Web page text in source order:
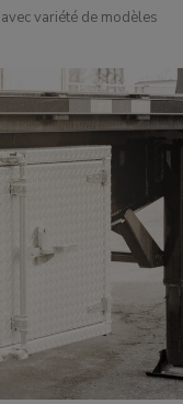
variété de modèles